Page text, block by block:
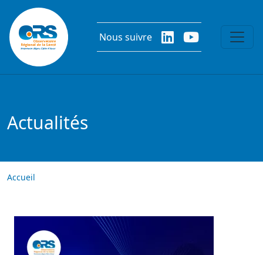
Aller au contenu principal
Nous suivre
Actualités
Accueil